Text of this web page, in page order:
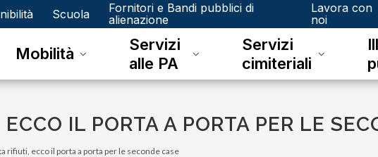
Scuola
Fornitori e Bandi pubblici di
alienazione
Lavora con
noi
Mobilità
Servizi
alle PA
Servizi
cimiteriali
IL PORTA A PORTA PER LE
rifiuti, ecco il porta a porta per le seconde case